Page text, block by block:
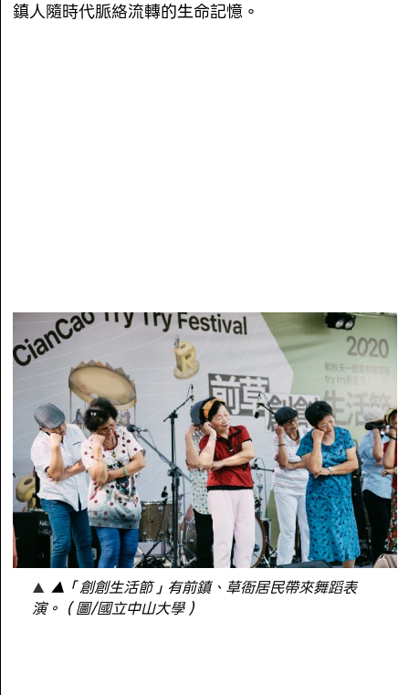
鎮人隨時代脈絡流轉的生命記憶。
▲「創創生活節」有前鎮、草衙居民帶來舞蹈表
演。（圖/國立中山大學）